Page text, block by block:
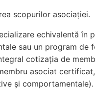
scopurilor asociației.
echivalentă în
sau un program de
cotizația de
asociat
și